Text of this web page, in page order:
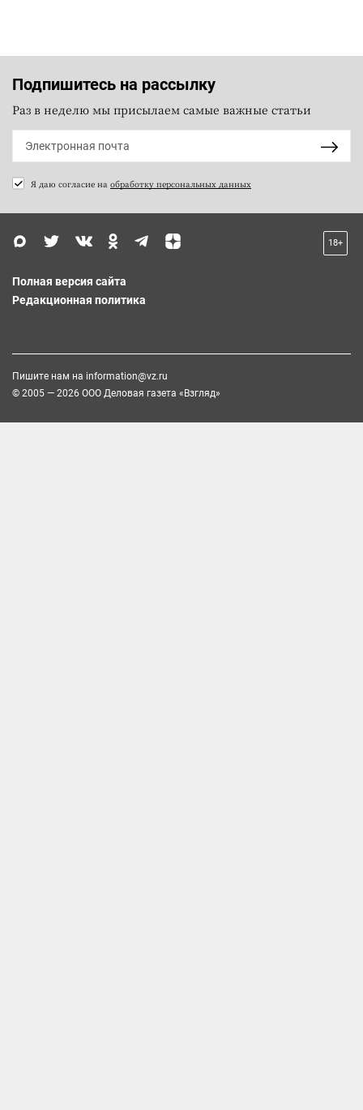
Подпишитесь на рассылку
Раз в неделю мы присылаем самые важные статьи
Я даю согласие на обработку персональных данных
18+
Полная версия сайта
Редакционная политика
Пишите нам на information@vz.ru
© 2005 — 2026 ООО Деловая газета «Взгляд»